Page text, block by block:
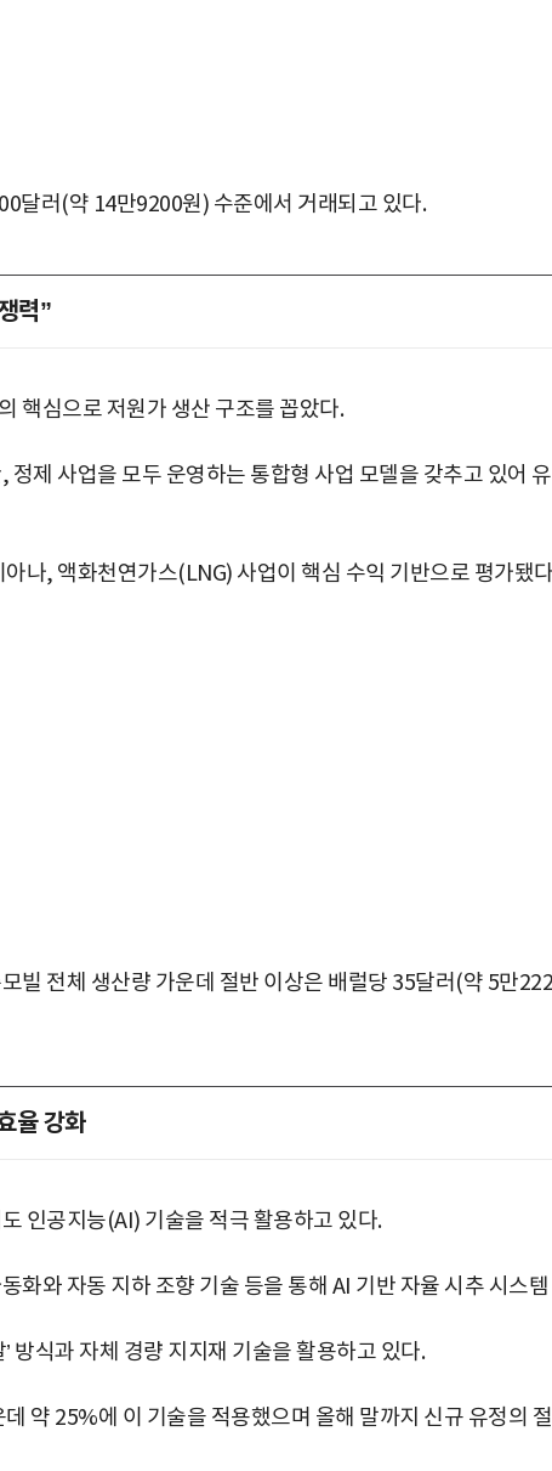
달러(약 14만9200원) 수준에서 거래되고 있다.
력”
핵심으로 저원가 생산 구조를 꼽았다.
정제 사업을 모두 운영하는 통합형 사업 모델을 갖추고 있어
나, 액화천연가스(LNG) 사업이 핵심 수익 기반으로 평가됐
빌 전체 생산량 가운데 절반 이상은 배럴당 35달러(약 5만
율 강화
인공지능(AI) 기술을 적극 활용하고 있다.
화와 자동 지하 조향 기술 등을 통해 AI 기반 자율 시추 시스
방식과 자체 경량 지지재 기술을 활용하고 있다.
약 25%에 이 기술을 적용했으며 올해 말까지 신규 유정의
박지수